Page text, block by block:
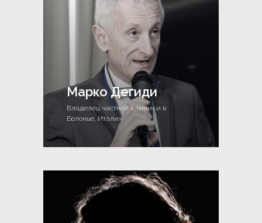
Марко Дегиди
Владелец частной клиники в
Болонье, Италия